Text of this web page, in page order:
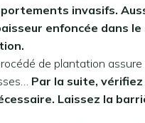
invasifs.
enfoncée dans
de plantation
Par la suite,
Laissez la